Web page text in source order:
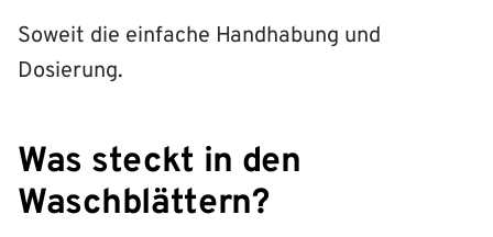
Soweit die einfache Handhabung und
Dosierung.
Was steckt in den
Waschblättern?